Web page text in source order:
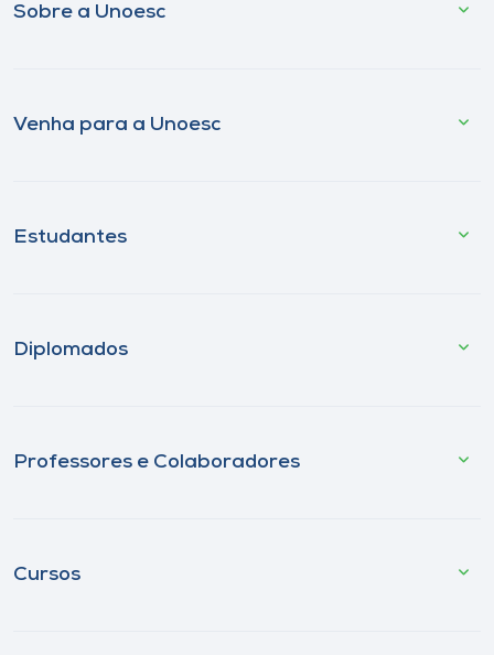
Sobre a Unoesc
Venha para a Unoesc
Estudantes
Diplomados
Professores e Colaboradores
Cursos